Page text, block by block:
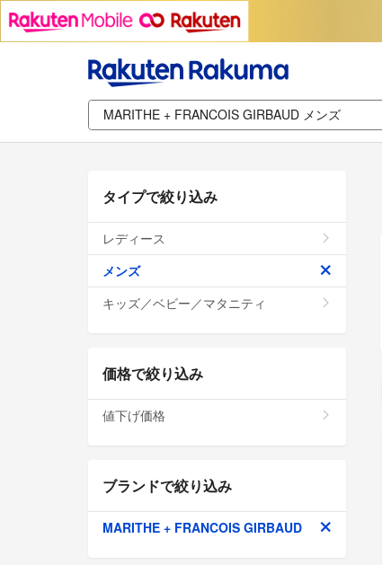
タイプで絞り込み
レディース
メンズ
キッズ／ベビー／マタニティ
価格で絞り込み
値下げ価格
ブランドで絞り込み
MARITHE + FRANCOIS GIRBAUD